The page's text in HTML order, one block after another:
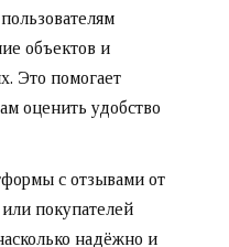
объектов и
Это помогает
оценить удобство
с отзывами от
покупателей
надёжно и